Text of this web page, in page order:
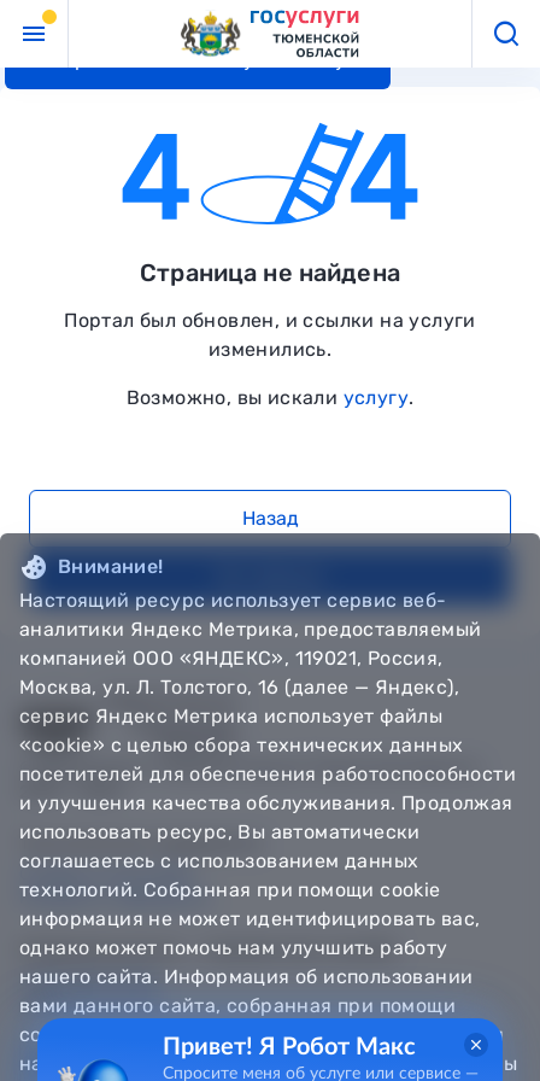
Перейти к основному контенту
Страница не найдена
Портал был обновлен, и ссылки на услуги
изменились.
Возможно, вы искали услугу.
Назад
© Департамент информатизации Тюменской области,
Техническая поддержка
Сообщить об ошибке
Направить обращение
Информационно - справочная служба
8 800 100-12-90
8 3452 56-63-30
Внимание!
Настоящий ресурс использует сервис веб-
аналитики Яндекс Метрика, предоставляемый
компанией ООО «ЯНДЕКС», 119021, Россия,
Москва, ул. Л. Толстого, 16 (далее — Яндекс),
сервис Яндекс Метрика использует файлы
«cookie» с целью сбора технических данных
посетителей для обеспечения работоспособности
и улучшения качества обслуживания. Продолжая
использовать ресурс, Вы автоматически
соглашаетесь с использованием данных
технологий. Собранная при помощи cookie
информация не может идентифицировать вас,
однако может помочь нам улучшить работу
нашего сайта. Информация об использовании
вами данного сайта, собранная при помощи
cookie, будет передаваться Яндексу и храниться
на сервере Яндекса в Российской Федерации. Вы
Привет! Я Робот Макс
Спросите меня об услуге или сервисе —